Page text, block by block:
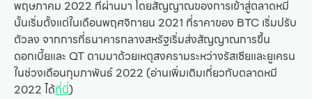
พฤษภาคม 2022 ที่ผ่านมา โดยสัญญาณของการเข้าสู่ตลาดหมี
นั้นเริ่มตั้งแต่ในเดือนพฤศจิกายน 2021 ที่ราคาของ BTC เริ่มปรับ
ตัวลง จากการที่ธนาคารกลางสหรัฐเริ่มส่งสัญญาณการขึ้น
ดอกเบี้ยและ QT ตามมาด้วยเหตุสงครามระหว่างรัสเซียและยูเครน
ในช่วงเดือนกุมภาพันธ์ 2022 (อ่านเพิ่มเติมเกี่ยวกับตลาดหมี
2022 ได้ที่นี่)